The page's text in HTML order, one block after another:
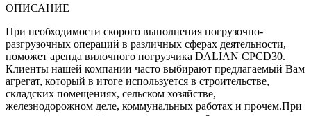
ОПИСАНИЕ
При необходимости скорого выполнения погрузочно-
разгрузочных операций в различных сферах деятельности,
поможет аренда вилочного погрузчика DALIAN CPCD30.
Клиенты нашей компании часто выбирают предлагаемый Вам
агрегат, который в итоге используется в строительстве,
складских помещениях, сельском хозяйстве,
железнодорожном деле, коммунальных работах и прочем.При